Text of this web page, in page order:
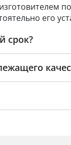
его
срок?